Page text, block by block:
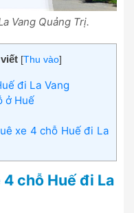
Vang Quảng Trị.
[Thu vào]
đi La Vang
ở Huế
xe 4 chỗ Huế đi La
chỗ Huế đi La